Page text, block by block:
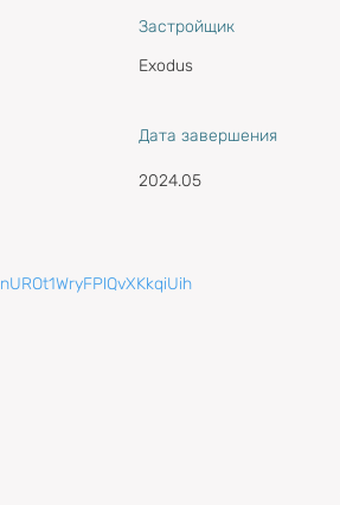
Застройщик
Exodus
Дата завершения
2024.05